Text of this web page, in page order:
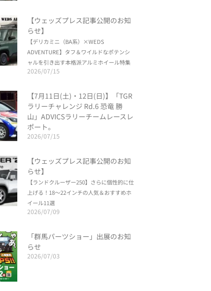
【ウェッズプレス記事公開のお知
らせ】
【デリカミニ（BA系）×WEDS
ADVENTURE】タフ＆ワイルドなポテンシ
ャルを引き出す本格派アルミホイール特集
2026/07/15
【7月11日(土)・12日(日)】「TGR
ラリーチャレンジ Rd.6 恐竜 勝
山」ADVICSラリーチームレースレ
ポート。
2026/07/15
【ウェッズプレス記事公開のお知
らせ】
【ランドクルーザー250】さらに個性的に仕
上げる！18～22インチの人気＆おすすめホ
イール11選
2026/07/09
「群馬パーツショー」出展のお知
らせ
2026/07/03